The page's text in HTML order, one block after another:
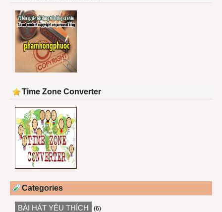
Time Zone Converter
Categories
BÀI HÁT YÊU THÍCH (6)